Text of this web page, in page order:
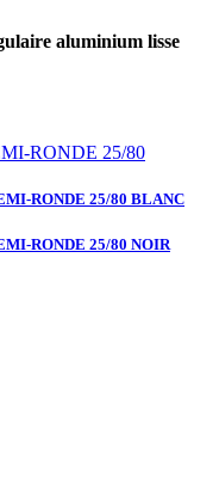
aluminium lisse
RONDE 25/80
RONDE 25/80 BLANC
RONDE 25/80 NOIR